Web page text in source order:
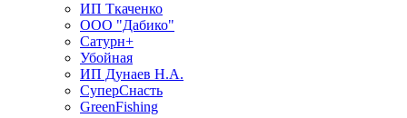
ИП Ткаченко
ООО "Дабико"
Сатурн+
Убойная
ИП Дунаев Н.А.
СуперСнасть
GreenFishing